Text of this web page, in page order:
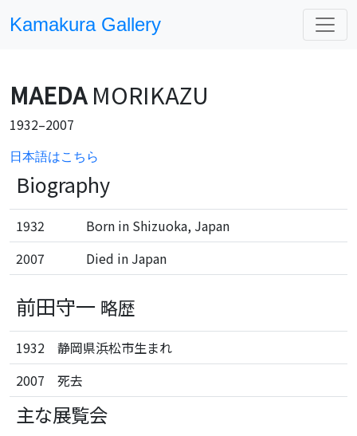
Kamakura Gallery
MAEDAMORIKAZU
1932–2007
日本語はこちら
Biography
1932
Born in Shizuoka, Japan
2007
Died in Japan
前田守一 略歴
1932
静岡県浜松市生まれ
2007
死去
主な展覧会